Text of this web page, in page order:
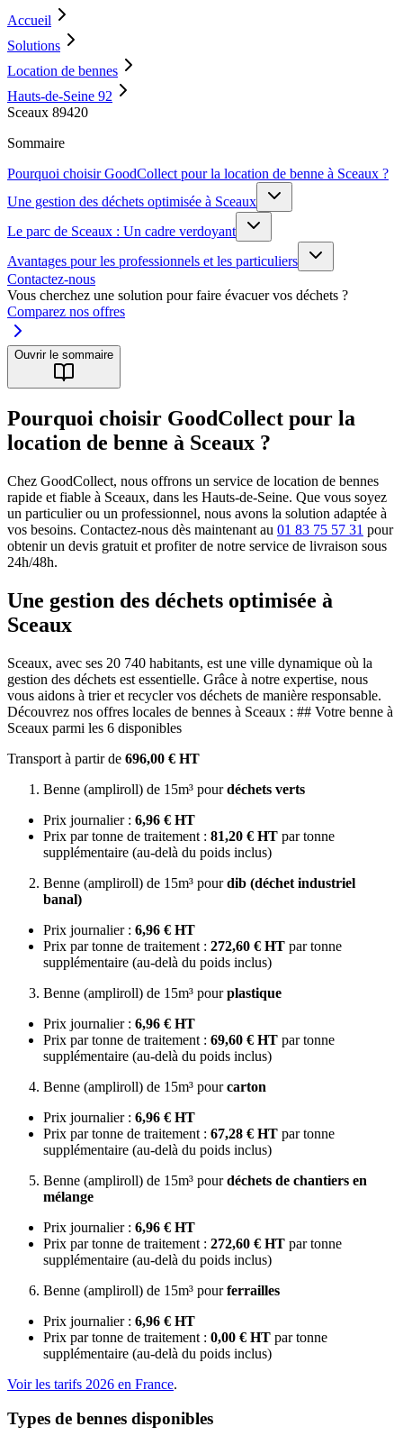
Accueil
Solutions
Location de bennes
Hauts-de-Seine 92
Sceaux 89420
Sommaire
Pourquoi choisir GoodCollect pour la location de benne à Sceaux ?
Une gestion des déchets optimisée à Sceaux
Le parc de Sceaux : Un cadre verdoyant
Avantages pour les professionnels et les particuliers
Contactez-nous
Vous cherchez une solution pour faire évacuer vos déchets ?
Comparez nos offres
Ouvrir le sommaire
Pourquoi choisir GoodCollect pour la
location de benne à Sceaux ?
Chez GoodCollect, nous offrons un service de location de bennes
rapide et fiable à Sceaux, dans les Hauts-de-Seine. Que vous soyez
un particulier ou un professionnel, nous avons la solution adaptée à
vos besoins. Contactez-nous dès maintenant au 01 83 75 57 31 pour
obtenir un devis gratuit et profiter de notre service de livraison sous
24h/48h.
Une gestion des déchets optimisée à
Sceaux
Sceaux, avec ses 20 740 habitants, est une ville dynamique où la
gestion des déchets est essentielle. Grâce à notre expertise, nous
vous aidons à trier et recycler vos déchets de manière responsable.
Découvrez nos offres locales de bennes à Sceaux : ## Votre benne à
Sceaux parmi les 6 disponibles
Transport à partir de 696,00 € HT
Benne (ampliroll) de 15m³ pourdéchets verts
Prix journalier : 6,96 € HT
Prix par tonne de traitement : 81,20 € HT par tonne
supplémentaire (au-delà du poids inclus)
Benne (ampliroll) de 15m³ pourdib (déchet industriel
banal)
Prix journalier : 6,96 € HT
Prix par tonne de traitement : 272,60 € HT par tonne
supplémentaire (au-delà du poids inclus)
Benne (ampliroll) de 15m³ pourplastique
Prix journalier : 6,96 € HT
Prix par tonne de traitement : 69,60 € HT par tonne
supplémentaire (au-delà du poids inclus)
Benne (ampliroll) de 15m³ pourcarton
Prix journalier : 6,96 € HT
Prix par tonne de traitement : 67,28 € HT par tonne
supplémentaire (au-delà du poids inclus)
Benne (ampliroll) de 15m³ pourdéchets de chantiers en
mélange
Prix journalier : 6,96 € HT
Prix par tonne de traitement : 272,60 € HT par tonne
supplémentaire (au-delà du poids inclus)
Benne (ampliroll) de 15m³ pourferrailles
Prix journalier : 6,96 € HT
Prix par tonne de traitement : 0,00 € HT par tonne
supplémentaire (au-delà du poids inclus)
Voir les tarifs 2026 en France.
Types de bennes disponibles